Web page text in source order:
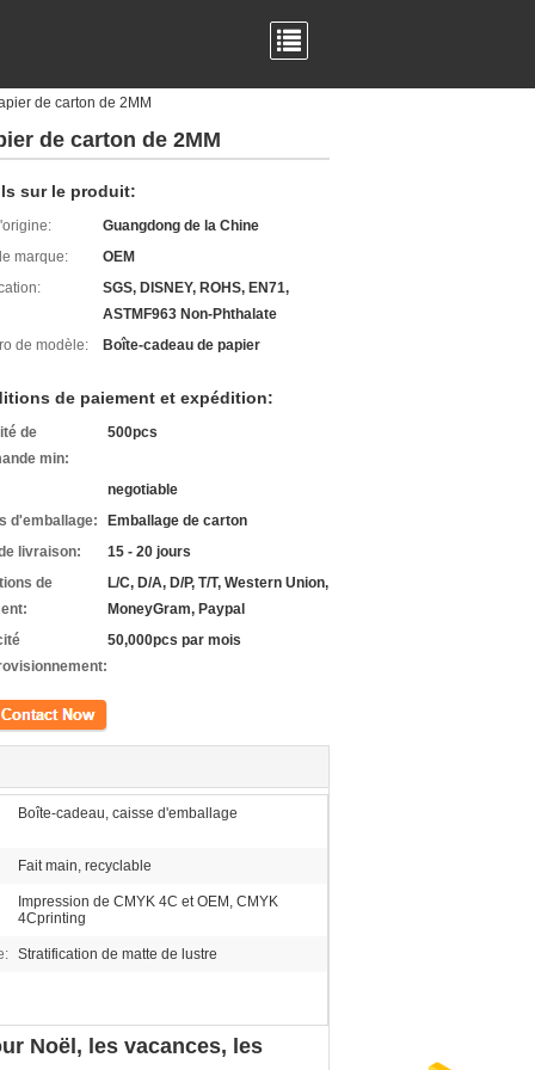
de carton de 2MM
de carton de 2MM
sur le produit:
Guangdong de la Chine
marque:
OEM
SGS, DISNEY, ROHS, EN71,
ASTMF963 Non-Phthalate
de modèle:
Boîte-cadeau de papier
de paiement et expédition:
de
min:
500pcs
negotiable
d'emballage:
Emballage de carton
livraison:
15 - 20 jours
de
L/C, D/A, D/P, T/T, Western Union,
MoneyGram, Paypal
50,000pcs par mois
Boîte-cadeau, caisse d'emballage
Fait main, recyclable
Impression de CMYK 4C et OEM, CMYK
4Cprinting
Stratification de matte de lustre
Noël, les vacances, les